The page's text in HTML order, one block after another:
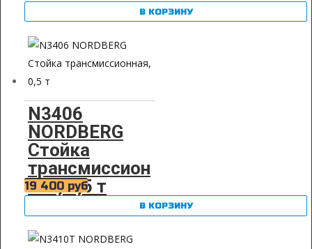
В КОРЗИНУ
N3406
NORDBERG
Стойка
трансмиссион
ная, 0,5 т
19 400 руб
В КОРЗИНУ